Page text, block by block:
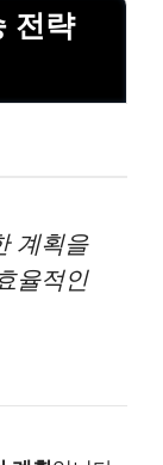
전략
계획을
율적인